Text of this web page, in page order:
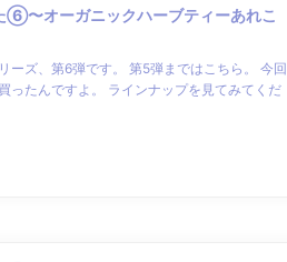
⑥〜オーガニックハーブティーあれこ
ーズ、第6弾です。 第5弾まではこちら。 今回
ったんですよ。 ラインナップを見てみてくだ